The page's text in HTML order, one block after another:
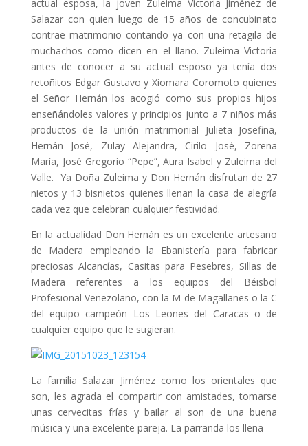
actual esposa, la joven Zuleima Victoria Jiménez de
Salazar con quien luego de 15 años de concubinato
contrae matrimonio contando ya con una retagila de
muchachos como dicen en el llano. Zuleima Victoria
antes de conocer a su actual esposo ya tenía dos
retoñitos Edgar Gustavo y Xiomara Coromoto quienes
el Señor Hernán los acogió como sus propios hijos
enseñándoles valores y principios junto a 7 niños más
productos de la unión matrimonial Julieta Josefina,
Hernán José, Zulay Alejandra, Cirilo José, Zorena
María, José Gregorio “Pepe”, Aura Isabel y Zuleima del
Valle. Ya Doña Zuleima y Don Hernán disfrutan de 27
nietos y 13 bisnietos quienes llenan la casa de alegría
cada vez que celebran cualquier festividad.
En la actualidad Don Hernán es un excelente artesano
de Madera empleando la Ebanistería para fabricar
preciosas Alcancías, Casitas para Pesebres, Sillas de
Madera referentes a los equipos del Béisbol
Profesional Venezolano, con la M de Magallanes o la C
del equipo campeón Los Leones del Caracas o de
cualquier equipo que le sugieran.
La familia Salazar Jiménez como los orientales que
son, les agrada el compartir con amistades, tomarse
unas cervecitas frías y bailar al son de una buena
música y una excelente pareja. La parranda los llena